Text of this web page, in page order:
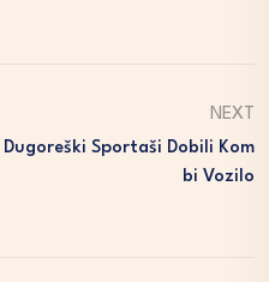
NEXT
Dugoreški Sportaši Dobili Kom
Bi Vozilo